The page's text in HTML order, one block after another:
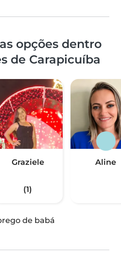
opções dentro
de Carapicuíba
Graziele
(1)
Aline
de babá